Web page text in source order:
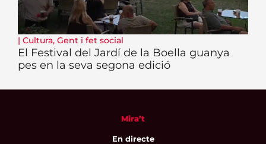
| Cultura, Gent i fet social
El Festival del Jardí de la Boella guanya
pes en la seva segona edició
Mira’t
En directe